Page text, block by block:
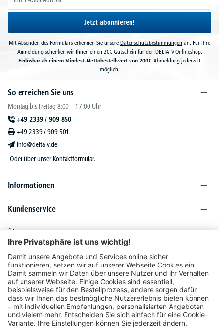
Jetzt abonnieren!
Mit Absenden des Formulars erkennen Sie unsere Datenschutzbestimmungen an. Für Ihre
Anmeldung schenken wir Ihnen einen 20€ Gutschein für den DELTA-V Onlineshop.
Einlösbar ab einem Mindest-Nettobestellwert von 200€.Abmeldung jederzeit
möglich.
So erreichen Sie uns
Montag bis Freitag 8:00 – 17:00 Uhr
+49 2339 / 909 850
+49 2339 / 909 501
info@delta-v.de
Oder über unser Kontaktformular.
Informationen
Kundenservice
Über DELTA-V
Produktsortiment
Ratgeber
Folgen Sie uns auch auf